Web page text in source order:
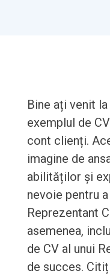
Bine ați venit
exemplul de
cont clienți.
imagine de
abilităților și
nevoie pentru
Reprezentant
asemenea,
de CV al unui
de succes.